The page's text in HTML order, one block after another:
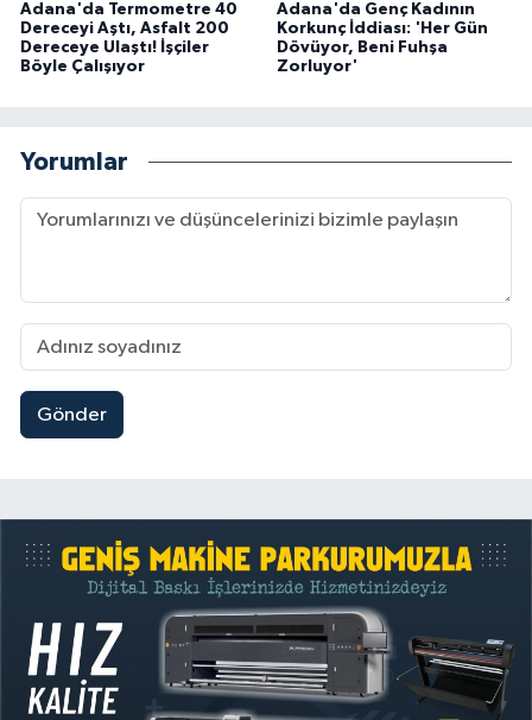
Adana'da Termometre 40
Dereceyi Aştı, Asfalt 200
Dereceye Ulaştı! İşçiler
Böyle Çalışıyor
Adana'da Genç Kadının
Korkunç İddiası: 'Her Gün
Dövüyor, Beni Fuhşa
Zorluyor'
Yorumlar
Gönder